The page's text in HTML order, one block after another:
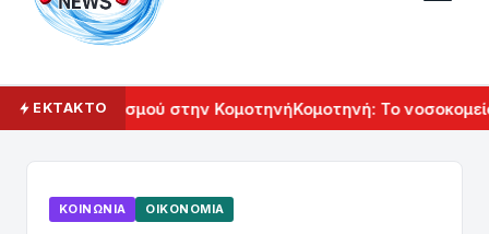
ΕΚΤΑΚΤΟ
Πολιτισμού στην ΚομοτηνήΚομοτηνή: Το νοσοκομείο
ΚΟΙΝΩΝΊΑ ΟΙΚΟΝΟΜΊΑ